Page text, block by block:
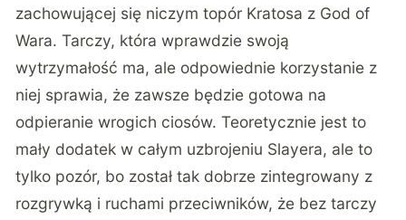
zachowującej się niczym topór Kratosa z God of
Wara. Tarczy, która wprawdzie swoją
wytrzymałość ma, ale odpowiednie korzystanie z
niej sprawia, że zawsze będzie gotowa na
odpieranie wrogich ciosów. Teoretycznie jest to
mały dodatek w całym uzbrojeniu Slayera, ale to
tylko pozór, bo został tak dobrze zintegrowany z
rozgrywką i ruchami przeciwników, że bez tarczy